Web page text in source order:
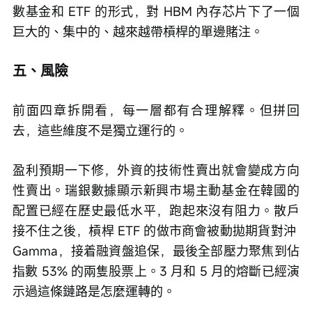
數基金和 ETF 的形式，對 HBM 內存芯片下了一個
巨大的、集中的、越來越帶槓桿的單邊賭注。
五、風險
前面四章拆開看，每一層都有合理解釋。但拼回
去，這些維度不是獨立運行的。
盈利預期一下修，外資的技術性賣出就會變成方向
性賣出。瑞銀數據顯示新興市場主動基金在韓國的
配置已經在歷史最低水平，跑起來沒有阻力。散戶
接不住之後，槓桿 ETF 的做市商會被動拋期貨對沖
Gamma，接着融資盤追保，最後全部壓力聚焦到佔
指數 53% 的兩隻股票上。3 月和 5 月的熔斷已經演
示過這條鏈路是怎麼運轉的。